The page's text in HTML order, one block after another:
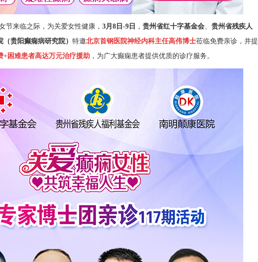
节来临之际，为关爱女性健康， 3月8日-9日 ， 贵州省红十字基金会、 贵州省残疾人
（贵阳癫痫病研究院） 特邀北京首钢医院神经内科主任高伟博士莅临免费亲诊，并提
+困难患者高达万元治疗援助 ，为广大癫痫患者提供优质的诊疗服务。